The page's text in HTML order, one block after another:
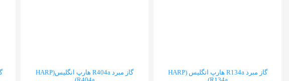
گاز مبرد R134a هارپ انگلیس (HARP
گاز مبرد R404a هارپ انگلیس(HARP